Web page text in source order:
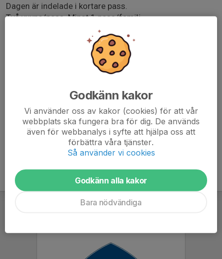
Dagen är indelade i kortare pass.
Två vuxna/pass. Minst 1 pass/familj
Kommentera vilken tid ni vill stå.
Kl.10:15-12:30 Fredrika D
Kl.14:45-17:00 Tony
Kl.14:45-17:00 Jennifer
Godkänn kakor
Vi använder oss av kakor (cookies) för att vår
webbplats ska fungera bra för dig. De används
även för webbanalys i syfte att hjälpa oss att
förbättra våra tjänster.
Så använder vi cookies
Godkänn alla kakor
Bara nödvändiga